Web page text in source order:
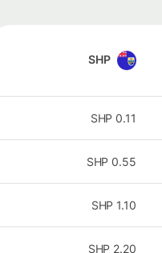
SHP
0.11
SHP
0.55
SHP
1.10
SHP
2.20
SHP